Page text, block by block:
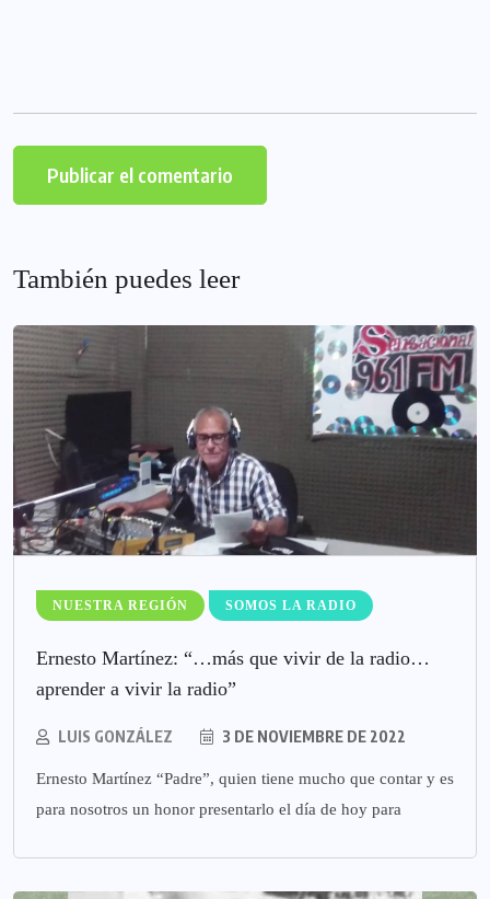
También puedes leer
NUESTRA REGIÓN SOMOS LA RADIO
Ernesto Martínez: “…más que vivir de la radio…
aprender a vivir la radio”
LUIS GONZÁLEZ 3 DE NOVIEMBRE DE 2022
Ernesto Martínez “Padre”, quien tiene mucho que contar y es
para nosotros un honor presentarlo el día de hoy para